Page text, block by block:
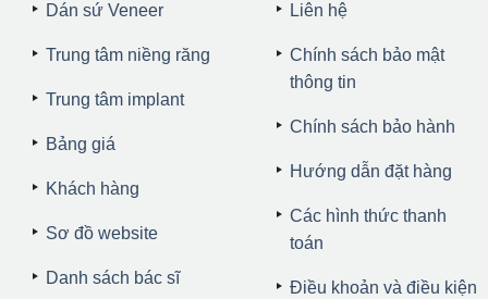
Dán sứ Veneer
Trung tâm niềng răng
Trung tâm implant
Bảng giá
Khách hàng
Sơ đồ website
Danh sách bác sĩ
Liên hệ
Chính sách bảo mật
thông tin
Chính sách bảo hành
Hướng dẫn đặt hàng
Các hình thức thanh
toán
Điều khoản và điều kiện